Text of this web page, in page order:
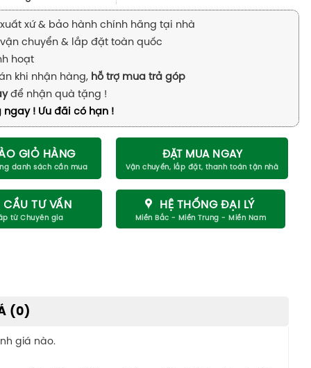
xứ & bảo hành chính hãng tại nhà
chuyển & lắp đặt toàn quốc
hoạt
khi nhận hàng, hỗ trợ mua trả góp
để nhận quà tặng !
! Ưu đãi có hạn !
GIỎ HÀNG ĐẶT MUA NGAY
CẦU TƯ VẤN HỆ THỐNG ĐẠI LÝ
(0)
giá nào.